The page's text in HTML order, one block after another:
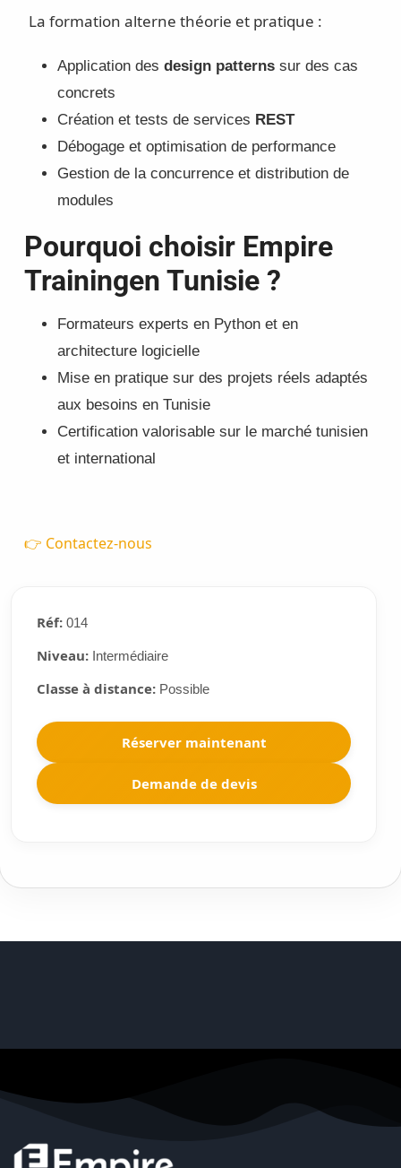
La formation alterne théorie et pratique :
Application des design patternssur des cas
concrets
Création et tests de services REST
Débogage et optimisation de performance
Gestion de la concurrence et distribution de
modules
Pourquoi choisir Empire
Trainingen Tunisie ?
Formateurs experts en Python et en
architecture logicielle
Mise en pratique sur des projets réels adaptés
aux besoins en Tunisie
Certification valorisable sur le marché tunisien
et international
👉 Contactez-nous
Réf:014
Niveau:Intermédiaire
Classe à distance:Possible
Réserver maintenant
Demande de devis